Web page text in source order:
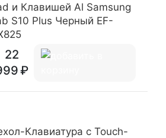
и Клавишей Al Samsung
S10 Plus Черный EF-
22
Клавиатура c Touch-